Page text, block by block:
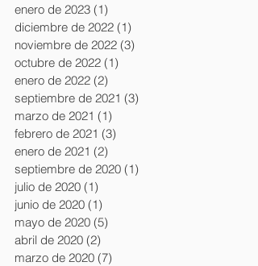
enero de 2023 (1)
diciembre de 2022 (1)
noviembre de 2022 (3)
octubre de 2022 (1)
enero de 2022 (2)
septiembre de 2021 (3)
marzo de 2021 (1)
febrero de 2021 (3)
enero de 2021 (2)
septiembre de 2020 (1)
julio de 2020 (1)
junio de 2020 (1)
mayo de 2020 (5)
abril de 2020 (2)
marzo de 2020 (7)